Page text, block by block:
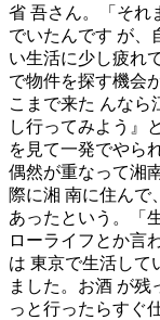
省 吾さん。「それ
でいたんです が、
い生活に少し疲れ
で物件を探す機会
こまで来た んなら
し行ってみよう』
を見て一発でやら
偶然が重なって湘
際に湘 南に住んで
あったという。「
ローライフとか言
は 東京で生活して
ました。お酒 が残
っと行ったらすぐ